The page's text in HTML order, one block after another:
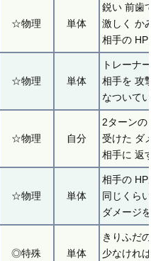
☆物理 単体
鋭い 前歯
激しく か
相手の
☆物理 単体
トレーナ
相手を 攻
なついて
☆物理 自分
2ターンの
受けた ダ
相手に 返
☆物理 単体
相手の HP
同じくら
ダメージ
◎特殊 単体
きりふだ
少なけれ